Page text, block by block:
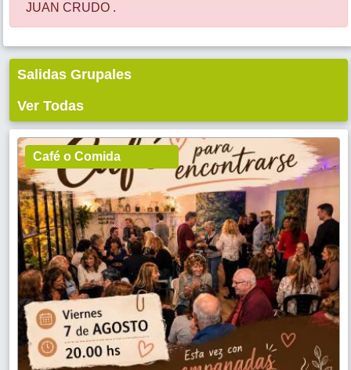
JUAN CRUDO .
Salidas Grupales
Ver Todas
Café o Comida